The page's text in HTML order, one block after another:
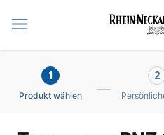
1
Produkt wählen
2